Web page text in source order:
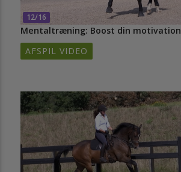
12/16
Mentaltræning: Boost din motivation
AFSPIL VIDEO